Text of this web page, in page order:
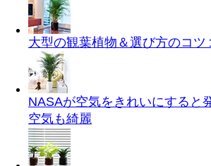
大型の観葉植物＆選び方のコツ
NASAが空気をきれいにすると
空気も綺麗